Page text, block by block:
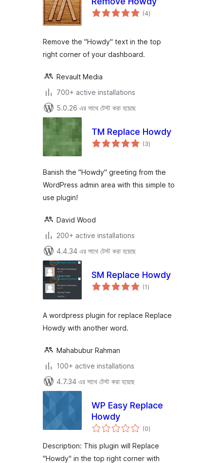
(4total
ratings
)
Remove the "Howdy" text in the top
right corner of your dashboard.
Revault Media
700+ active installations
5.0.26 এর সাথে টেস্ট করা হয়েছে
TM Replace Howdy
(3total
ratings
)
Banish the "Howdy" greeting from the
WordPress admin area with this simple to
use plugin!
David Wood
200+ active installations
4.4.34 এর সাথে টেস্ট করা হয়েছে
SM Replace Howdy
(1total
ratings
)
A wordpress plugin for replace Replace
Howdy with another word.
Mahabubur Rahman
100+ active installations
4.7.34 এর সাথে টেস্ট করা হয়েছে
WP Easy Replace
Howdy
(0total
ratings
)
Description: This plugin will Replace
"Howdy" in the top right corner with